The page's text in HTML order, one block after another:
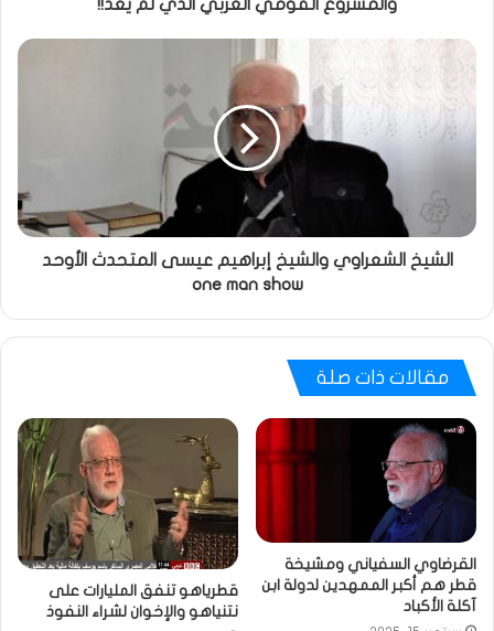
والمشروع القومي العربي الذي لم يعد!!
الشيخ الشعراوي والشيخ إبراهيم عيسى المتحدث الأوحد
one man show
مقالات ذات صلة
القرضاوي السفياني ومشيخة
قطر هم أكبر الممهدين لدولة ابن
آكلة الأكباد
قطرياهو تنفق المليارات على
نتنياهو والإخوان لشراء النفوذ